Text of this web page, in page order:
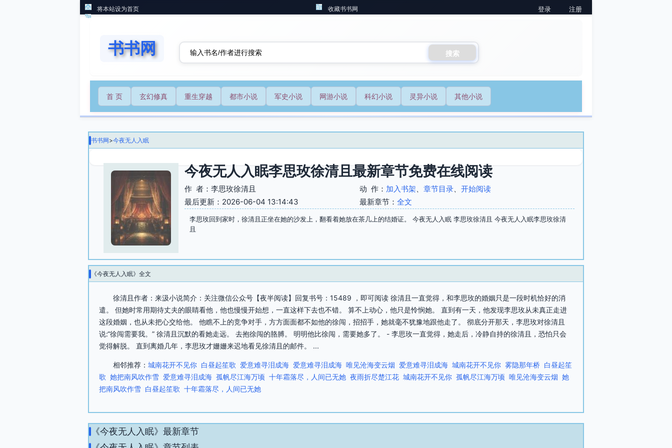
将本站设为首页 收藏书书网 登录 注册
书书网 搜索
首 页 玄幻修真 重生穿越 都市小说 军史小说 网游小说 科幻小说 灵异小说 其他小说
书书网>今夜无人入眠
今夜无人入眠李思玫徐清且最新章节免费在线阅读
作 者：李思玫徐清且 动 作： 加入书架、 章节目录、 开始阅读
最后更新：2026-06-04 13:14:43
最新章节： 全文
李思玫回到家时，徐清且正坐在她的沙发上，翻看着她放在茶几上的结婚证。 今夜无人入眠 李思玫徐清且 今夜无人入眠李思玫徐清
且
《今夜无人入眠》全文
徐清且作者：来汲小说简介：关注微信公众号【夜半阅读】回复书号：15489 ，即可阅读 徐清且一直觉得，和李思玫的婚姻只是一段时机恰好的消
遣。 但她时常用期待丈夫的眼睛看他，他也慢慢开始想，一直这样下去也不错。 算不上动心，他只是怜悯她。 直到有一天，他发现李思玫从未真正走进
这段婚姻，也从未把心交给他。 他瞧不上的竞争对手，方方面面都不如他的徐闯，招招手，她就毫不犹豫地跟他走了。 彻底分开那天，李思玫对徐清且
说:“徐闯需要我。” 徐清且沉默的看她走远。 去抱徐闯的胳膊。 明明他比徐闯，需要她多了。 - 李思玫一直觉得，她走后，冷静自持的徐清且，恐怕只会
觉得解脱。 直到离婚几年，李思玫才姗姗来迟地看见徐清且的邮件。 ...
相邻推荐： 城南花开不见你 白昼起笙歌 爱意难寻泪成海 爱意难寻泪成海 唯见沧海变云烟 爱意难寻泪成海 城南花开不见你 雾隐那年桥 白昼起笙
歌 她把南风吹作雪 爱意难寻泪成海 孤帆尽江海万顷 十年霜落尽，人间已无她 夜雨折尽楚江花 城南花开不见你 孤帆尽江海万顷 唯见沧海变云烟 她
把南风吹作雪 白昼起笙歌 十年霜落尽，人间已无她
《今夜无人入眠》最新章节